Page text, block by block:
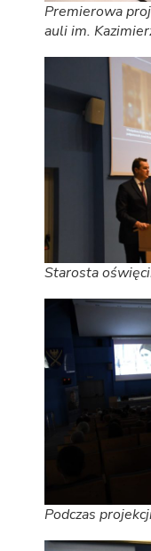
Premierowa
auli im.
Starosta
Podczas